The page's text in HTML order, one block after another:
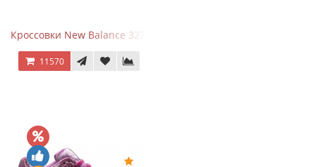
Кроссовки New Balance 327 Beige Pink
11570